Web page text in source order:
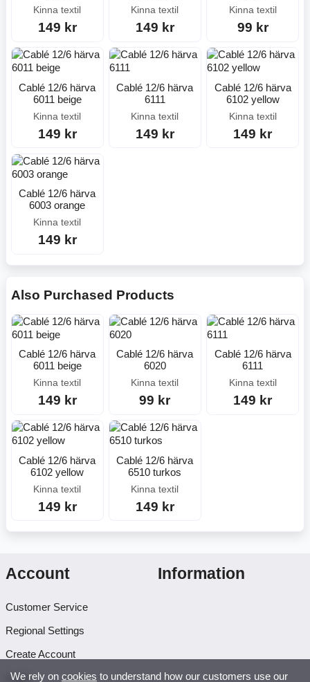
Kinna textil
149 kr
Kinna textil
149 kr
Kinna textil
99 kr
Cablé 12/6 härva
6011 beige
Kinna textil
149 kr
Cablé 12/6 härva
6111
Kinna textil
149 kr
Cablé 12/6 härva
6102 yellow
Kinna textil
149 kr
Cablé 12/6 härva
6003 orange
Kinna textil
149 kr
Also Purchased Products
Cablé 12/6 härva
6011 beige
Kinna textil
149 kr
Cablé 12/6 härva
6020
Kinna textil
99 kr
Cablé 12/6 härva
6111
Kinna textil
149 kr
Cablé 12/6 härva
6102 yellow
Kinna textil
149 kr
Cablé 12/6 härva
6510 turkos
Kinna textil
149 kr
We rely on cookies to understand how our customers use our
Account
Customer Service
Regional Settings
Create Account
Login
Information